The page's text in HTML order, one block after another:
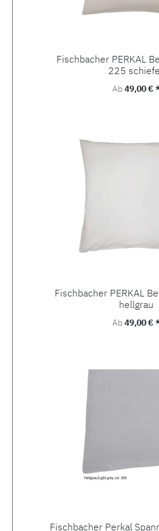
Fischbacher PERKAL
225
Regulärer
Ab49,00 €
Fischbacher PERKAL
hellgrau
Regulärer
Ab49,00 €
Fischbacher Perkal